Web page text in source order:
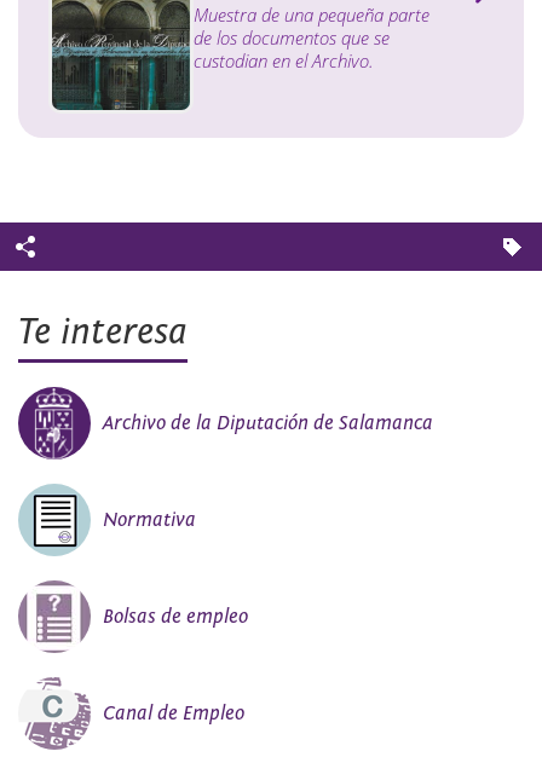
Muestra de una pequeña parte
de los documentos que se
custodian en el Archivo.
Te interesa
Archivo de la Diputación de Salamanca
Normativa
Bolsas de empleo
Canal de Empleo